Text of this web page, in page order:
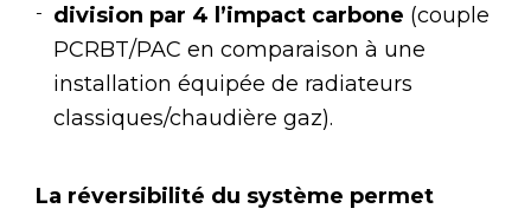
division par 4 l’impact carbone (couple
PCRBT/PAC en comparaison à une
installation équipée de radiateurs
classiques/chaudière gaz).
La réversibilité du système permet